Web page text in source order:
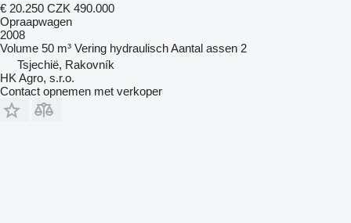
€ 20.250 CZK 490.000
Opraapwagen
2008
Volume 50 m³ Vering hydraulischAantal assen 2
Tsjechië, Rakovník
HK Agro, s.r.o.
Contact opnemen met verkoper